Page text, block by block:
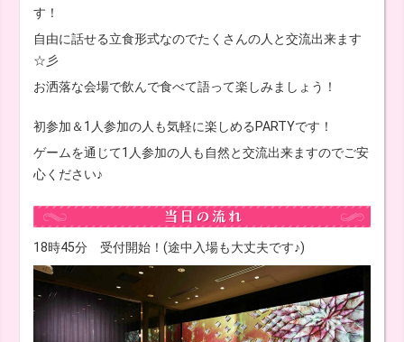
す！
自由に話せる立食形式なのでたくさんの人と交流出来ます
☆彡
お洒落な会場で飲んで食べて語って楽しみましょう！
初参加＆1人参加の人も気軽に楽しめるPARTYです！
ゲームを通じて1人参加の人も自然と交流出来ますのでご安
心ください♪
18時45分 受付開始！(途中入場も大丈夫です♪)